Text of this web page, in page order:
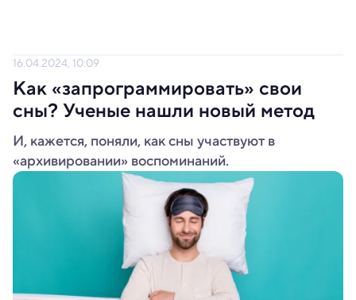
16.04.2024, 10:09
Как «запрограммировать» свои
сны? Ученые нашли новый метод
И, кажется, поняли, как сны участвуют в
«архивировании» воспоминаний.